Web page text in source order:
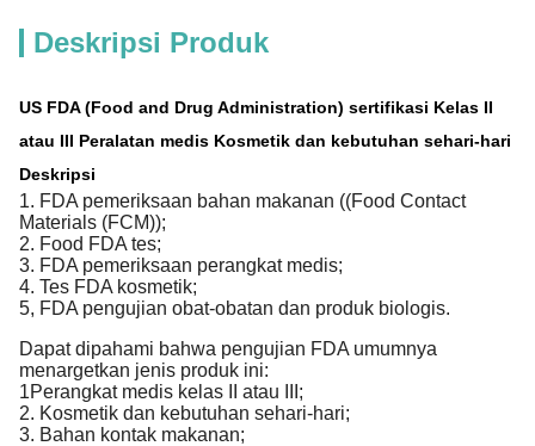
Deskripsi Produk
US FDA (Food and Drug Administration) sertifikasi Kelas II
atau III Peralatan medis Kosmetik dan kebutuhan sehari-hari
Deskripsi
1. FDA pemeriksaan bahan makanan ((Food Contact
Materials (FCM));
2. Food FDA tes;
3. FDA pemeriksaan perangkat medis;
4. Tes FDA kosmetik;
5, FDA pengujian obat-obatan dan produk biologis.
Dapat dipahami bahwa pengujian FDA umumnya
menargetkan jenis produk ini:
1Perangkat medis kelas II atau III;
2. Kosmetik dan kebutuhan sehari-hari;
3. Bahan kontak makanan;